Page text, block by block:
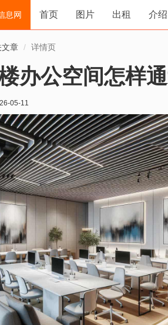
息网 首页 图片 出租 介绍
文章 详情页
办公空间怎样
05-11